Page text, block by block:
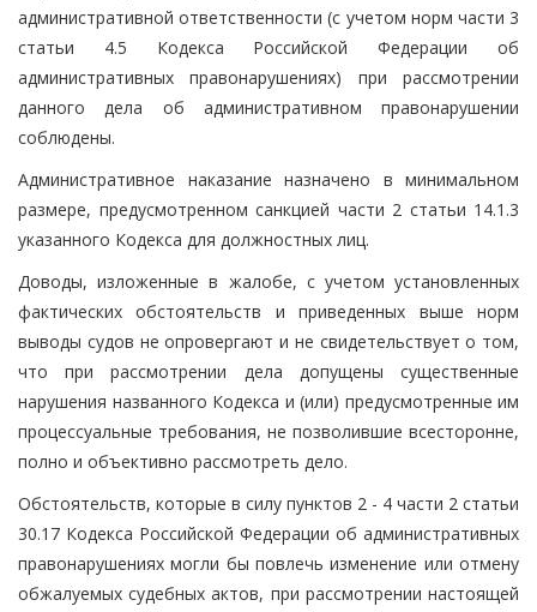
административной ответственности (с учетом норм части 3
статьи 4.5 Кодекса Российской Федерации об
административных правонарушениях) при рассмотрении
данного дела об административном правонарушении
соблюдены.
Административное наказание назначено в минимальном
размере, предусмотренном санкцией части 2 статьи 14.1.3
указанного Кодекса для должностных лиц.
Доводы, изложенные в жалобе, с учетом установленных
фактических обстоятельств и приведенных выше норм
выводы судов не опровергают и не свидетельствует о том,
что при рассмотрении дела допущены существенные
нарушения названного Кодекса и (или) предусмотренные им
процессуальные требования, не позволившие всесторонне,
полно и объективно рассмотреть дело.
Обстоятельств, которые в силу пунктов 2 - 4 части 2 статьи
30.17 Кодекса Российской Федерации об административных
правонарушениях могли бы повлечь изменение или отмену
обжалуемых судебных актов, при рассмотрении настоящей